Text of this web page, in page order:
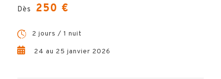
Dès 250 €
2 jours / 1 nuit
24 au 25 janvier 2026